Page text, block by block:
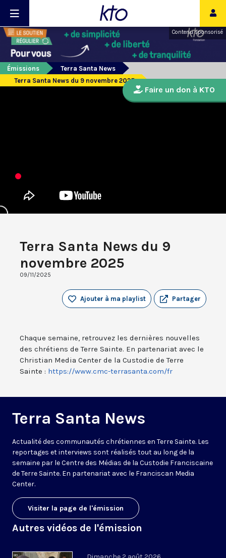
Contenu sponsorisé
Émissions
Terra Santa News
Terra Santa News du 9 novembre 2025
Terra Santa News du 9
novembre 2025
09/11/2025
Partager
Ajouter à ma playlist
Chaque semaine, retrouvez les dernières nouvelles
des chrétiens de Terre Sainte. En partenariat avec le
Christian Media Center de la Custodie de Terre
Sainte : https://www.cmc-terrasanta.com/fr
Terra Santa News
Actualité des communautés chrétiennes en Terre Sainte. Les
reportages et interviews sont réalisés tout au long de la
semaine par le Centre des Médias de la Custodie Franciscaine
de Terre Sainte. En partenariat avec le Franciscan Media
Center.
Visiter la page de l'émission
Autres vidéos de l'émission
Faire un don à KTO